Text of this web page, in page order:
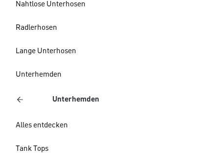
Nahtlose Unterhosen
Radlerhosen
Lange Unterhosen
Unterhemden
Unterhemden
Alles entdecken
Tank Tops